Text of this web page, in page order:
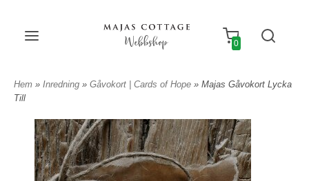
Webbshop 0
Hem » Inredning » Gåvokort | Cards of Hope » Majas Gåvokort Lycka
Till